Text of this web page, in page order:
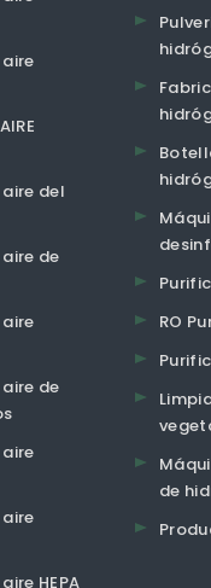
del
de
de
HEPA
RO
de